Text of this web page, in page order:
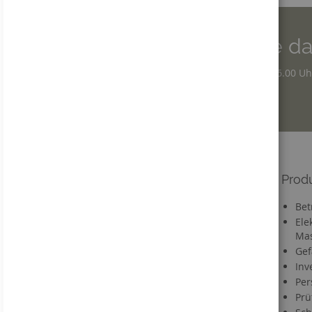
Wir sind für Sie
Montag - Donnerstag: 7.30 – 16.00